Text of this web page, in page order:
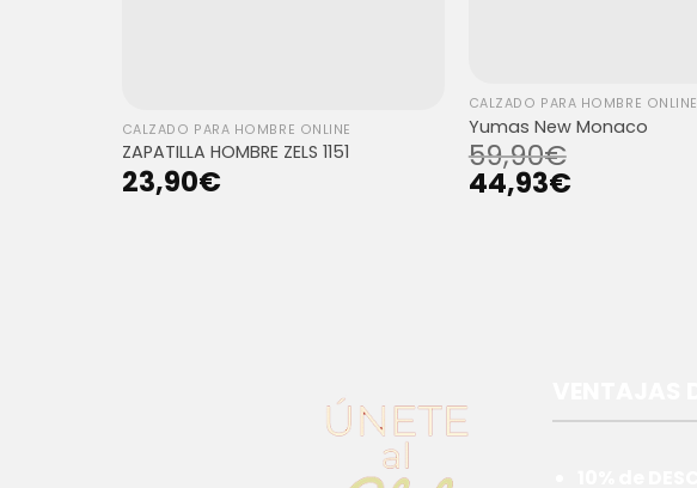
CALZADO PARA HOMBRE ONLINE
ZAPATILLA HOMBRE ZELS 1151
23,90€
CALZADO PARA HOMBRE ONLINE
Yumas New Monaco
59,90€
44,93€